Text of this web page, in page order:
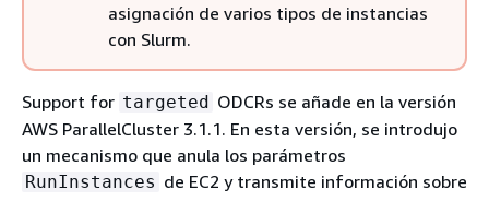
asignación de varios tipos de instancias
con Slurm.
Support for targeted ODCRs se añade en la versión
AWS ParallelCluster 3.1.1. En esta versión, se introdujo
un mecanismo que anula los parámetros
RunInstances de EC2 y transmite información sobre